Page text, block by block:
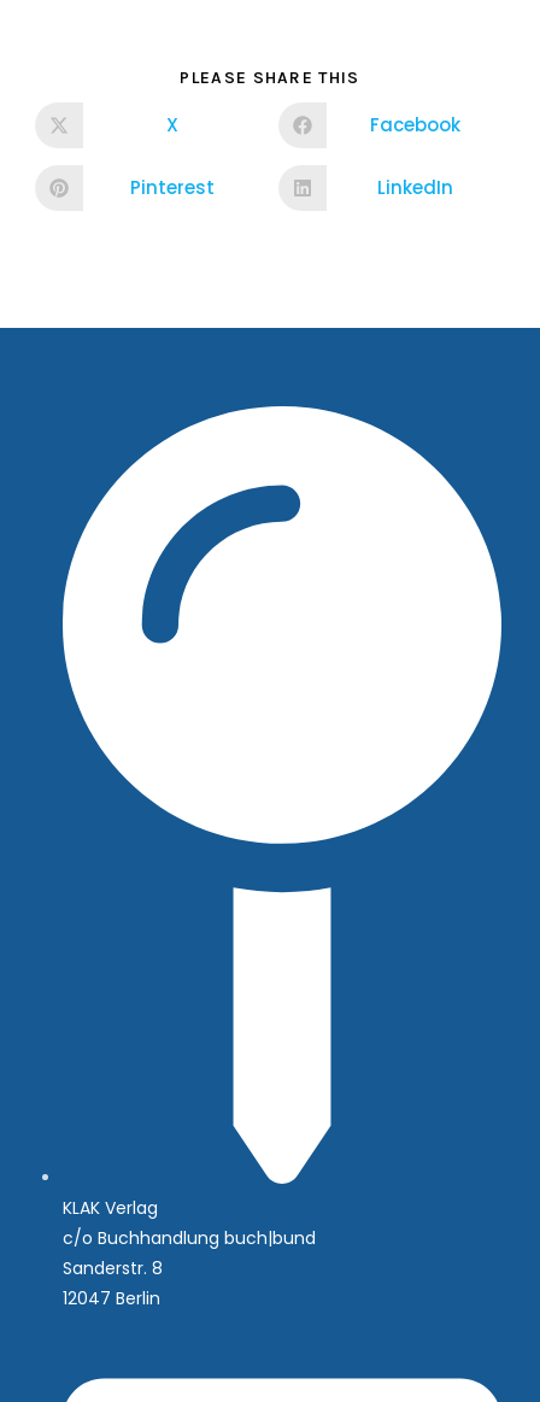
PLEASE SHARE THIS
X Facebook
Pinterest LinkedIn
KLAK Verlag
c/o Buchhandlung buch|bund
Sanderstr. 8
12047 Berlin